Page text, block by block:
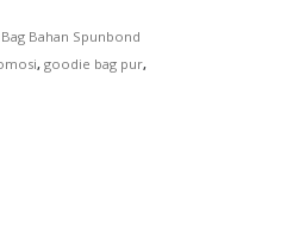
Bahan Spunbond
, goodie bag pur,